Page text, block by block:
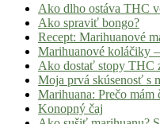
Ako dlho ostáva THC
Ako spraviť bongo?
Recept: Marihuanové
Marihuanové koláčiky
Ako dostať stopy THC
Moja prvá skúsenosť s
Marihuana: Prečo mám
Konopný čaj